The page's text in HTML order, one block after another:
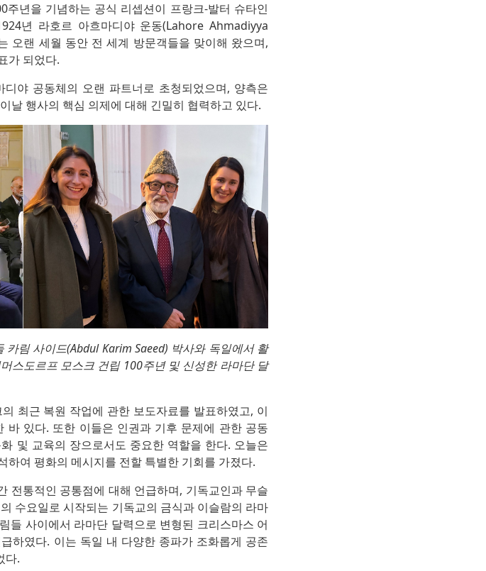
년을 기념하는 공식 리셉션이 프랑크-발터 슈타인
년 라호르 아흐마디야 운동(Lahore Ahmadiyya
오랜 세월 동안 전 세계 방문객들을 맞이해 왔으며,
가 되었다.
야 공동체의 오랜 파트너로 초청되었으며, 양측은
날 행사의 핵심 의제에 대해 긴밀히 협력하고 있다.
림 사이드(Abdul Karim Saeed) 박사와 독일에서 활
스도르프 모스크 건립 100주년 및 신성한 라마단 달
최근 복원 작업에 관한 보도자료를 발표하였고, 이
있다. 또한 이들은 인권과 기후 문제에 관한 공동
및 교육의 장으로서도 중요한 역할을 한다. 오늘은
여 평화의 메시지를 전할 특별한 기회를 가졌다.
전통적인 공통점에 대해 언급하며, 기독교인과 무슬
수요일로 시작되는 기독교의 금식과 이슬람의 라마
들 사이에서 라마단 달력으로 변형된 크리스마스 어
하였다. 이는 독일 내 다양한 종파가 조화롭게 공존
다.